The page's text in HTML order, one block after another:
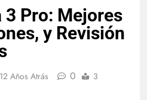
La familia Kennedy
entierra a otro
miembro de la familia
7 Años Atrás
Cápsulas Ultra Max
Chile, Argentina,
7 Años Atrás
3 Pro: Mejores
y Revisión
12 Años Atrás 0
3